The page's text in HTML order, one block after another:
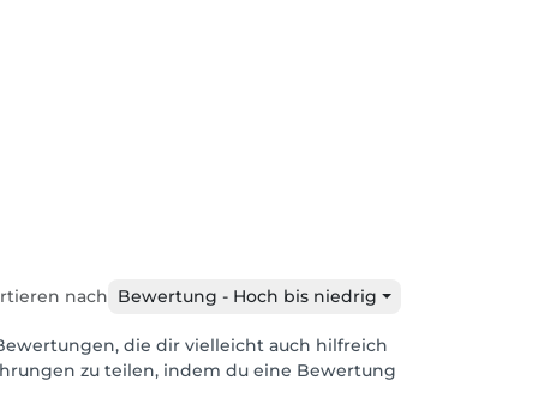
nach Bewertung - Hoch bis niedrig
die dir vielleicht auch hilfreich
zu teilen, indem du eine Bewertung